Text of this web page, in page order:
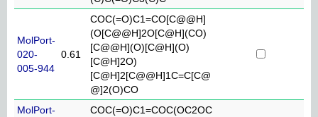
MolPort-
020-
005-944
0.61
COC(=O)C1=CO[C@@H]
(O[C@@H]2O[C@H](CO)
[C@@H](O)[C@H](O)
[C@H]2O)
[C@H]2[C@@H]1C=C[C@
@]2(O)CO
MolPort-
COC(=O)C1=COC(OC2OC